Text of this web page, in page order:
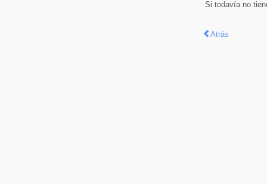
Si todavía no
Atrás